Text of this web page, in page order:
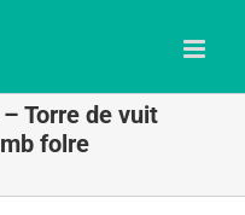
Torre de vuit
folre